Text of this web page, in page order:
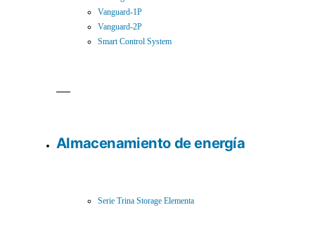
Vanguard-1P
Vanguard-2P
Smart Control System
Almacenamiento de energía
Serie Trina Storage Elementa